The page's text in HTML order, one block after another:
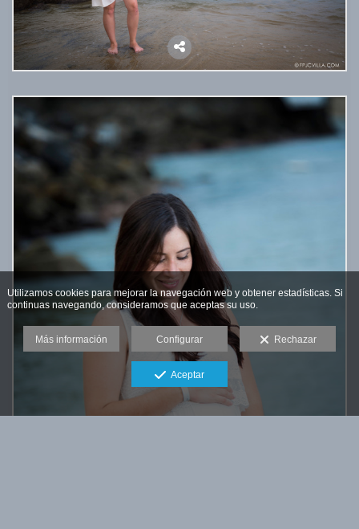
Utilizamos cookies para mejorar la navegación web y obtener estadísticas. Si
continuas navegando, consideramos que aceptas su uso.
Más información Configurar Rechazar
Aceptar